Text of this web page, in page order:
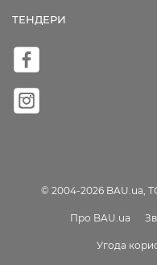
ТЕНДЕРИ
© 2004-2026 BAU.ua,
Про BAU.ua
Угода